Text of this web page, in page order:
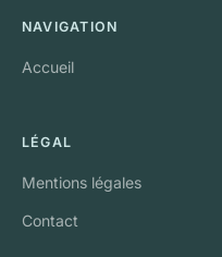
NAVIGATION
Accueil
LÉGAL
Mentions légales
Contact